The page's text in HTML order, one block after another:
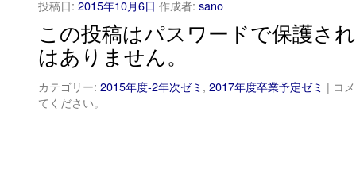
投稿日: 2015年10月6日 作成者: sano
この投稿はパスワードで保護さ
はありません。
カテゴリー: 2015年度-2年次ゼミ , 2017年度卒業予定ゼミ | コ
てください。